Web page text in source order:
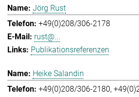
Jörg Rust
+49(0)208/306-2178
rust@...
Publikationsreferenzen
Heike Salandin
+49(0)208/306-2180